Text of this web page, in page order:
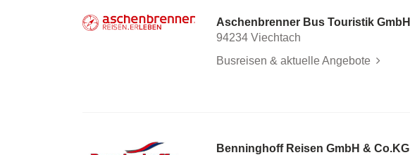
Aschenbrenner Bus Touristik GmbH
94234 Viechtach
Busreisen & aktuelle Angebote
Benninghoff Reisen GmbH & Co.KG